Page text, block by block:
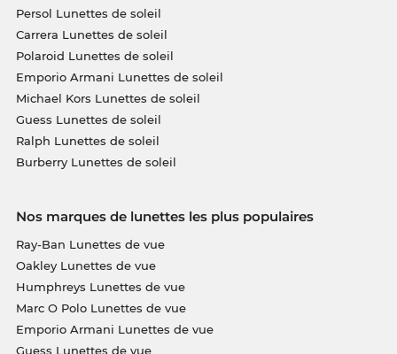
Persol Lunettes de soleil
Carrera Lunettes de soleil
Polaroid Lunettes de soleil
Emporio Armani Lunettes de soleil
Michael Kors Lunettes de soleil
Guess Lunettes de soleil
Ralph Lunettes de soleil
Burberry Lunettes de soleil
Nos marques de lunettes les plus populaires
Ray-Ban Lunettes de vue
Oakley Lunettes de vue
Humphreys Lunettes de vue
Marc O Polo Lunettes de vue
Emporio Armani Lunettes de vue
Guess Lunettes de vue